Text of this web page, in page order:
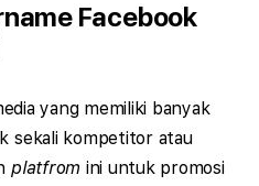
Facebook
yang memiliki banyak
sekali kompetitor atau
platfrom ini untuk promosi